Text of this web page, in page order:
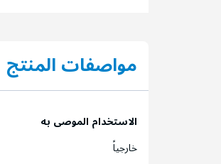
مواصفات المنتج
الاستخدام الموصى به
خارجياً